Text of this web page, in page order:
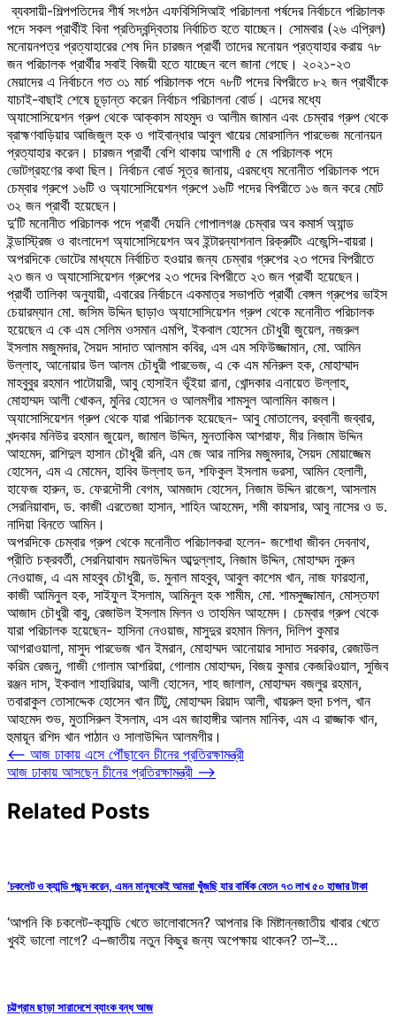
ব্যবসায়ী-শিল্পপতিদের শীর্ষ সংগঠন এফবিসিসিআই পরিচালনা পর্ষদের নির্বাচনে পরিচালক
পদে সকল প্রার্থীই বিনা প্রতিদ্বন্দ্বিতায় নির্বাচিত হতে যাচ্ছেন। সোমবার (২৬ এপ্রিল)
মনোয়নপত্র প্রত্যাহারের শেষ দিন চারজন প্রার্থী তাদের মনোয়ন প্রত্যাহার করায় ৭৮
জন পরিচালক প্রার্থীর সবাই বিজয়ী হতে যাচ্ছেন বলে জানা গেছে। ২০২১-২৩
মেয়াদের এ নির্বাচনে গত ৩১ মার্চ পরিচালক পদে ৭৮টি পদের বিপরীতে ৮২ জন প্রার্থীকে
যাচাই-বাছাই শেষে চূড়ান্ত করেন নির্বাচন পরিচালনা বোর্ড। এদের মধ্যে
অ্যাসোসিয়েশন গ্রুপ থেকে আক্কাস মাহমুদ ও আলীম জামান এবং চেম্বার গ্রুপ থেকে
ব্রাহ্মণবাড়িয়ার আজিজুল হক ও গাইবান্ধার আবুল খায়ের মোরসালিন পারভেজ মনোনয়ন
প্রত্যাহার করেন। চারজন প্রার্থী বেশি থাকায় আগামী ৫ মে পরিচালক পদে
ভোটগ্রহণের কথা ছিল। নির্বাচন বোর্ড সূত্র জানায়, এরমধ্যে মনোনীত পরিচালক পদে
চেম্বার গ্রুপে ১৬টি ও অ্যাসোসিয়েশন গ্রুপে ১৬টি পদের বিপরীতে ১৬ জন করে মোট
৩২ জন প্রার্থী হয়েছেন।
দু’টি মনোনীত পরিচালক পদে প্রার্থী দেয়নি গোপালগঞ্জ চেম্বার অব কমার্স অ্যান্ড
ইন্ডাস্ট্রিজ ও বাংলাদেশ অ্যাসোসিয়েশন অব ইন্টারন্যাশনাল রিক্রুটিং এজেন্সি-বায়রা।
অপরদিকে ভোটের মাধ্যমে নির্বাচিত হওয়ার জন্য চেম্বার গ্রুপের ২৩ পদের বিপরীতে
২৩ জন ও অ্যাসোসিয়েশন গ্রুপের ২৩ পদের বিপরীতে ২৩ জন প্রার্থী হয়েছেন।
প্রার্থী তালিকা অনুযায়ী, এবারের নির্বাচনে একমাত্র সভাপতি প্রার্থী বেঙ্গল গ্রুপের ভাইস
চেয়ারম্যান মো. জসিম উদ্দিন ছাড়াও অ্যাসোসিয়েশন গ্রুপ থেকে মনোনীত পরিচালক
হয়েছেন এ কে এম সেলিম ওসমান এমপি, ইকবাল হোসেন চৌধুরী জুয়েল, নজরুল
ইসলাম মজুমদার, সৈয়দ সাদাত আলমাস কবির, এস এম সফিউজ্জামান, মো. আমিন
উল্লাহ, আনোয়ার উল আলম চৌধুরী পারভেজ, এ কে এম মনিরুল হক, মোহাম্মাদ
মাহবুবুর রহমান পাটোয়ারী, আবু হোসাইন ভূঁইয়া রানা, খোন্দকার এনায়েত উল্লাহ,
মোহাম্মদ আলী খোকন, মুনির হোসেন ও আলমগীর শামসুল আলামিন কাজল।
অ্যাসোসিয়েশন গ্রুপ থেকে যারা পরিচালক হয়েছেন- আবু মোতালেব, রব্বানী জব্বার,
খন্দকার মনিউর রহমান জুয়েল, জামাল উদ্দিন, মুনতাকিম আশরাফ, মীর নিজাম উদ্দিন
আহমেদ, রাশিদুল হাসান চৌধুরী রনি, এম জে আর নাসির মজুমদার, সৈয়দ মোয়াজ্জেম
হোসেন, এম এ মোমেন, হাবিব উল্লাহ ডন, শফিকুল ইসলাম ভরসা, আমিন হেলালী,
হাফেজ হারুন, ড. ফেরদৌসী বেগম, আমজাদ হোসেন, নিজাম উদ্দিন রাজেশ, আসলাম
সেরনিয়াবাদ, ড. কাজী এরতেজা হাসান, শাহিন আহমেদ, শমী কায়সার, আবু নাসের ও ড.
নাদিয়া বিনতে আমিন।
অপরদিকে চেম্বার গ্রুপ থেকে মনোনীত পরিচালকরা হলেন- জশোধা জীবন দেবনাথ,
প্রীতি চক্রবর্তী, সেরনিয়াবাদ ময়নউদ্দিন আব্দুল্লাহ, নিজাম উদ্দিন, মোহাম্মদ নুরুন
নেওয়াজ, এ এম মাহবুব চৌধুরী, ড. মুনাল মাহবুব, আবুল কাশেম খান, নাজ ফারহানা,
কাজী আমিনুল হক, সাইফুল ইসলাম, আমিনুল হক শামীম, মো. শামসুজ্জামান, মোস্তফা
আজাদ চৌধুরী বাবু, রেজাউল ইসলাম মিলন ও তাহমিন আহমেদ। চেম্বার গ্রুপ থেকে
যারা পরিচালক হয়েছেন- হাসিনা নেওয়াজ, মাসুদুর রহমান মিলন, দিলিপ কুমার
আগরাওয়ালা, মাসুদ পারভেজ খান ইমরান, মোহাম্মদ আনোয়ার সাদাত সরকার, রেজাউল
করিম রেজনু, গাজী গোলাম আশরিয়া, গোলাম মোহাম্মদ, বিজয় কুমার কেজরিওয়াল, সুজিব
রঞ্জন দাস, ইকবাল শাহারিয়ার, আলী হোসেন, শাহ জালাল, মোহাম্মদ বজলুর রহমান,
তবারাকুল তোসাদ্দেক হোসেন খান টিটু, মোহাম্মদ রিয়াদ আলী, খায়রুল হুদা চপল, খান
আহমেদ শুভ, মুতাসিরুল ইসলাম, এস এম জাহাঙ্গীর আলম মানিক, এম এ রাজ্জাক খান,
হুমায়ূন রশিদ খান পাঠান ও সালাউদ্দিন আলমগীর।
Post
navigation
⟵ আজ ঢাকায় এসে পৌঁছাবেন চীনের প্রতিরক্ষামন্ত্রী
আজ ঢাকায় আসছেন চীনের প্রতিরক্ষামন্ত্রী ⟶
Related Posts
‘চকলেট ও ক্যান্ডি পছন্দ করেন, এমন মানুষকেই আমরা খুঁজছি যার বার্ষিক বেতন ৭৩ লাখ ৫০ হাজার টাকা
‘আপনি কি চকলেট-ক্যান্ডি খেতে ভালোবাসেন? আপনার কি মিষ্টান্নজাতীয় খাবার খেতে
খুবই ভালো লাগে? এ–জাতীয় নতুন কিছুর জন্য অপেক্ষায় থাকেন? তা–ই…
চট্টগ্রাম ছাড়া সারাদেশে ব্যাংক বন্ধ আজ